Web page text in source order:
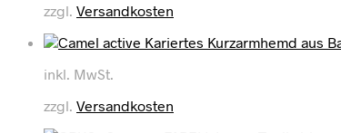
zzgl. Versandkosten
inkl. MwSt.
zzgl. Versandkosten